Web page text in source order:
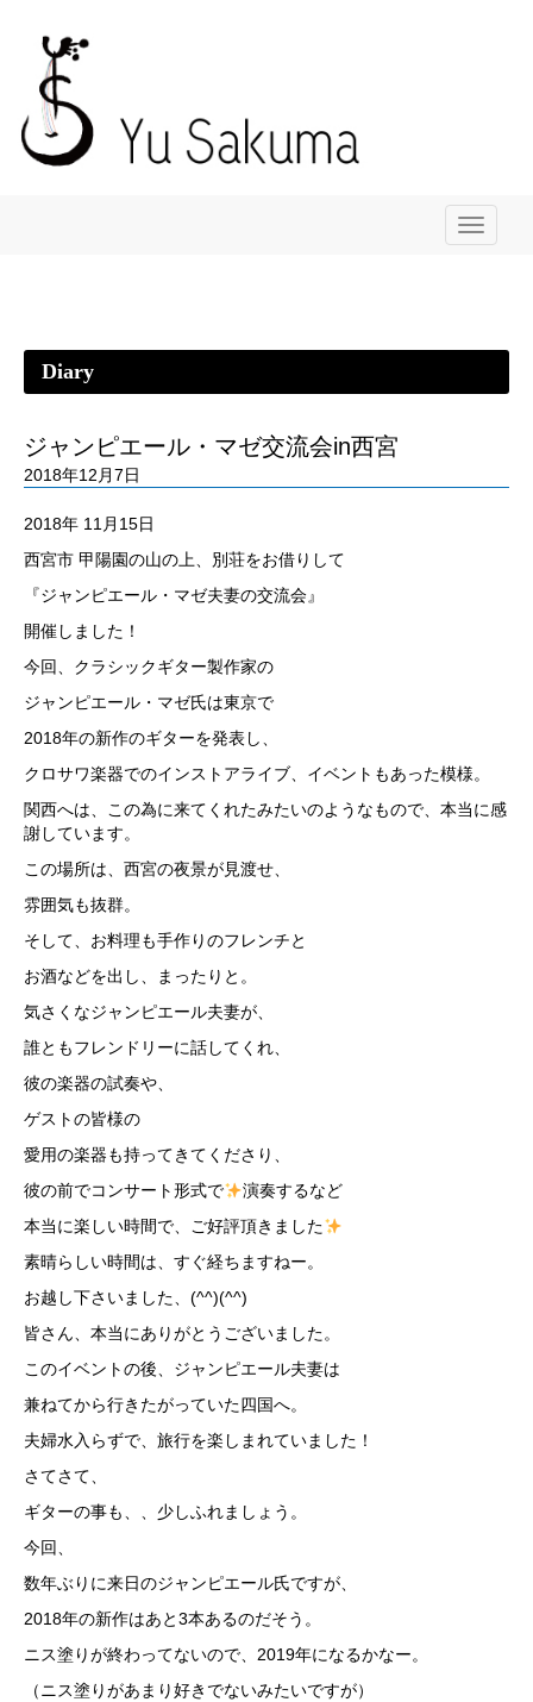
メ
ニ
Diary
ジャンピエール・マゼ交流会in西宮
2018年12月7日
2018年 11月15日
西宮市 甲陽園の山の上、別荘をお借りして
『ジャンピエール・マゼ夫妻の交流会』
開催しました！
今回、クラシックギター製作家の
ジャンピエール・マゼ氏は東京で
2018年の新作のギターを発表し、
クロサワ楽器でのインストアライブ、イベントもあった模様。
関西へは、この為に来てくれたみたいのようなもので、本当に感
謝しています。
この場所は、西宮の夜景が見渡せ、
雰囲気も抜群。
そして、お料理も手作りのフレンチと
お酒などを出し、まったりと。
気さくなジャンピエール夫妻が、
誰ともフレンドリーに話してくれ、
彼の楽器の試奏や、
ゲストの皆様の
愛用の楽器も持ってきてくださり、
彼の前でコンサート形式で
演奏するなど
本当に楽しい時間で、ご好評頂きました
素晴らしい時間は、すぐ経ちますねー。
お越し下さいました、(^^)(^^)
皆さん、本当にありがとうございました。
このイベントの後、ジャンピエール夫妻は
兼ねてから行きたがっていた四国へ。
夫婦水入らずで、旅行を楽しまれていました！
さてさて、
ギターの事も、、少しふれましょう。
今回、
数年ぶりに来日のジャンピエール氏ですが、
2018年の新作はあと3本あるのだそう。
ニス塗りが終わってないので、2019年になるかなー。
（ニス塗りがあまり好きでないみたいですが）